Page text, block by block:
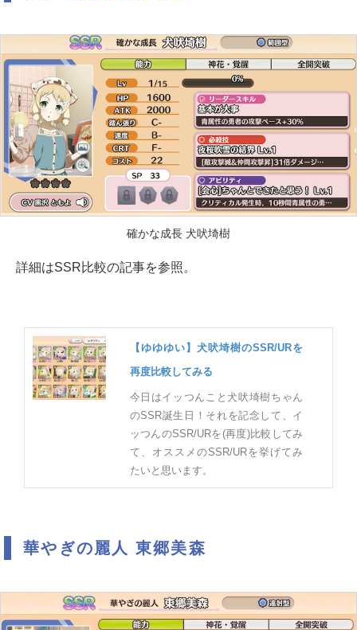
確かな成長 犬吠埼樹
詳細はSSR比較の記事を参照。
【ゆゆゆい】犬吠埼樹のSSR/URを
再度比較してみる
今日はイッつんこと犬吠埼樹ちゃん
のSSR誕生日！それを記念して、イ
ッつんのSSR/URを(再度)比較してみ
て、オススメのSSR/URを挙げてみ
たいと思います。
華やぎの麗人 東郷美森